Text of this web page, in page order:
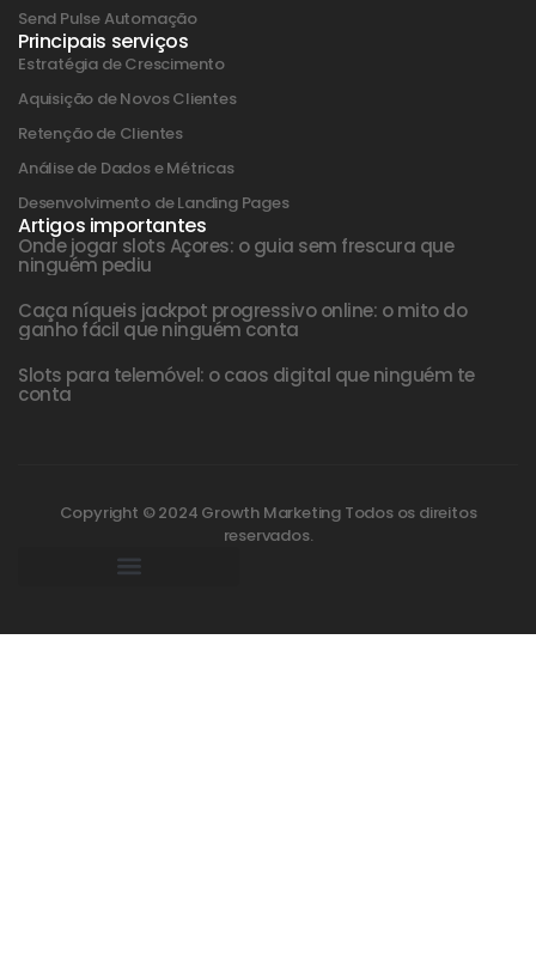
Send Pulse Automação
Principais serviços
Estratégia de Crescimento
Aquisição de Novos Clientes
Retenção de Clientes
Análise de Dados e Métricas
Desenvolvimento de Landing Pages
Artigos importantes
Onde jogar slots Açores: o guia sem frescura que
ninguém pediu
Caça níqueis jackpot progressivo online: o mito do
ganho fácil que ninguém conta
Slots para telemóvel: o caos digital que ninguém te
conta
Copyright © 2024 Growth Marketing Todos os direitos
reservados.